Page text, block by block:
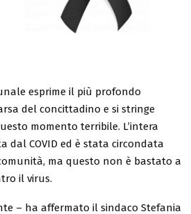
esprime il più profondo
del concittadino e si stringe
momento terribile. L’intera
dal COVID ed è stata circondata
ma questo non è bastato a
il virus.
– ha affermato il sindaco Stefania